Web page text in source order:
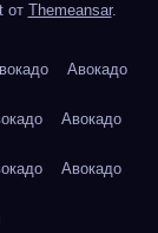
от Themeansar.
Авокадо
Авокадо
Авокадо